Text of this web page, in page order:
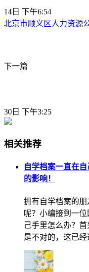
14日 下午6:54
北京市顺义区人力资源
下一篇
30日 下午3:25
相关推荐
自学档案一直在
的影响！
拥有自学档案的
呢？小编接到一
己手里怎么办？
是不对的，这已